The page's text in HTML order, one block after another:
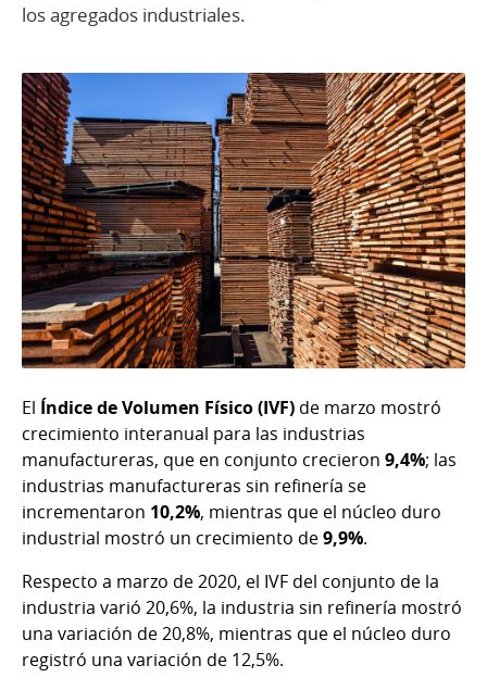
los agregados industriales.
El Índice de Volumen Físico (IVF) de marzo mostró
crecimiento interanual para las industrias
manufactureras, que en conjunto crecieron 9,4%; las
industrias manufactureras sin refinería se
incrementaron 10,2%, mientras que el núcleo duro
industrial mostró un crecimiento de9,9%.
Respecto a marzo de 2020, el IVF del conjunto de la
industria varió 20,6%, la industria sin refinería mostró
una variación de 20,8%, mientras que el núcleo duro
registró una variación de 12,5%.